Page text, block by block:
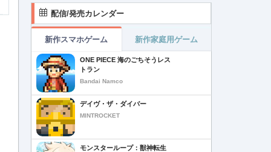
配信/発売カレンダー
新作スマホゲーム 新作家庭用ゲーム
ONE PIECE 海のごちそうレス
トラン
Bandai Namco
デイヴ・ザ・ダイバー
MINTROCKET
モンスターループ：獣神転生